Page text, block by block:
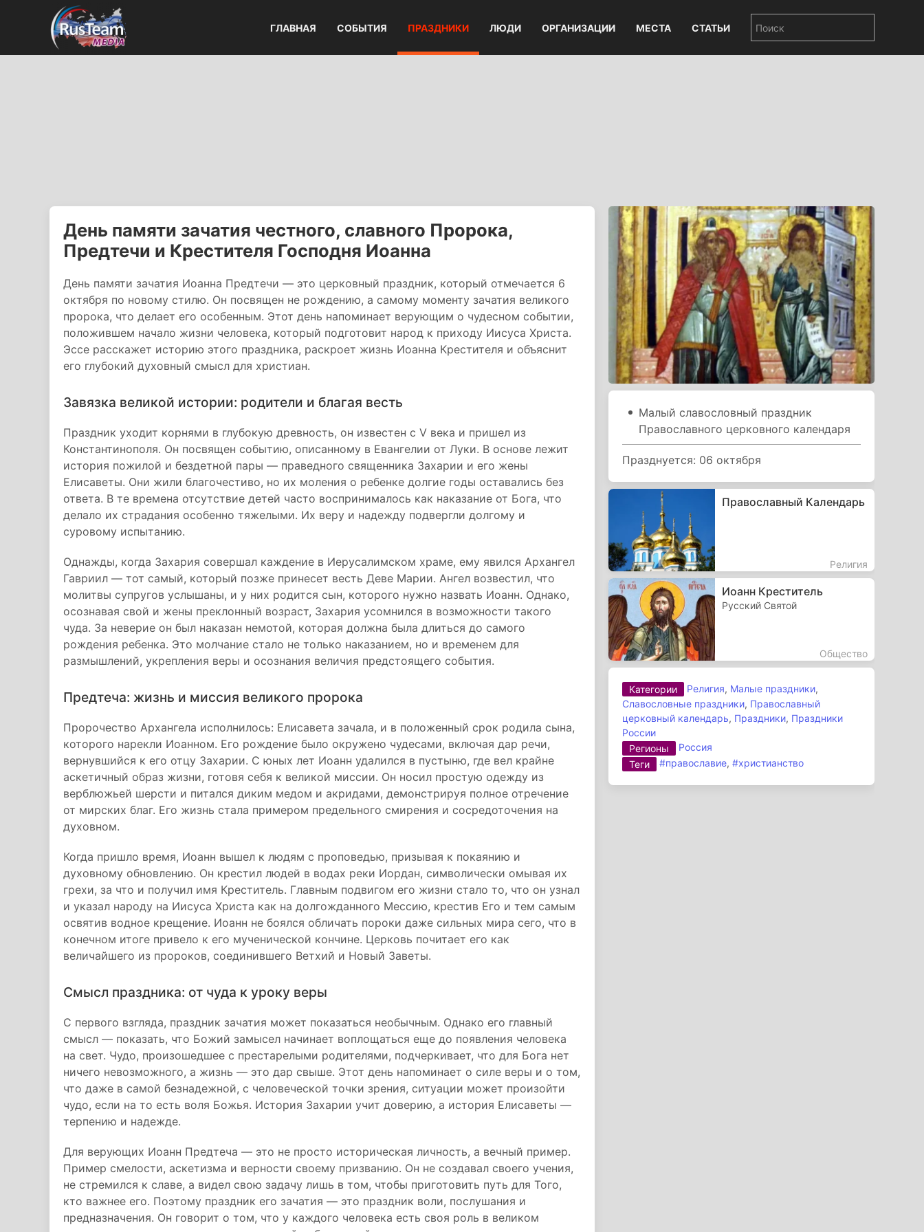
ГЛАВНАЯ СОБЫТИЯ ПРАЗДНИКИ ЛЮДИ ОРГАНИЗАЦИИ МЕСТА СТАТЬИ
День памяти зачатия честного, славного Пророка,
Предтечи и Крестителя Господня Иоанна
День памяти зачатия Иоанна Предтечи — это церковный праздник, который отмечается 6
октября по новому стилю. Он посвящен не рождению, а самому моменту зачатия великого
пророка, что делает его особенным. Этот день напоминает верующим о чудесном событии,
положившем начало жизни человека, который подготовит народ к приходу Иисуса Христа.
Эссе расскажет историю этого праздника, раскроет жизнь Иоанна Крестителя и объяснит
его глубокий духовный смысл для христиан.
Завязка великой истории: родители и благая весть
Праздник уходит корнями в глубокую древность, он известен с V века и пришел из
Константинополя. Он посвящен событию, описанному в Евангелии от Луки. В основе лежит
история пожилой и бездетной пары — праведного священника Захарии и его жены
Елисаветы. Они жили благочестиво, но их моления о ребенке долгие годы оставались без
ответа. В те времена отсутствие детей часто воспринималось как наказание от Бога, что
делало их страдания особенно тяжелыми. Их веру и надежду подвергли долгому и
суровому испытанию.
Однажды, когда Захария совершал каждение в Иерусалимском храме, ему явился Архангел
Гавриил — тот самый, который позже принесет весть Деве Марии. Ангел возвестил, что
молитвы супругов услышаны, и у них родится сын, которого нужно назвать Иоанн. Однако,
осознавая свой и жены преклонный возраст, Захария усомнился в возможности такого
чуда. За неверие он был наказан немотой, которая должна была длиться до самого
рождения ребенка. Это молчание стало не только наказанием, но и временем для
размышлений, укрепления веры и осознания величия предстоящего события.
Предтеча: жизнь и миссия великого пророка
Пророчество Архангела исполнилось: Елисавета зачала, и в положенный срок родила сына,
которого нарекли Иоанном. Его рождение было окружено чудесами, включая дар речи,
вернувшийся к его отцу Захарии. С юных лет Иоанн удалился в пустыню, где вел крайне
аскетичный образ жизни, готовя себя к великой миссии. Он носил простую одежду из
верблюжьей шерсти и питался диким медом и акридами, демонстрируя полное отречение
от мирских благ. Его жизнь стала примером предельного смирения и сосредоточения на
духовном.
Когда пришло время, Иоанн вышел к людям с проповедью, призывая к покаянию и
духовному обновлению. Он крестил людей в водах реки Иордан, символически омывая их
грехи, за что и получил имя Креститель. Главным подвигом его жизни стало то, что он узнал
и указал народу на Иисуса Христа как на долгожданного Мессию, крестив Его и тем самым
освятив водное крещение. Иоанн не боялся обличать пороки даже сильных мира сего, что в
конечном итоге привело к его мученической кончине. Церковь почитает его как
величайшего из пророков, соединившего Ветхий и Новый Заветы.
Смысл праздника: от чуда к уроку веры
С первого взгляда, праздник зачатия может показаться необычным. Однако его главный
смысл — показать, что Божий замысел начинает воплощаться еще до появления человека
на свет. Чудо, произошедшее с престарелыми родителями, подчеркивает, что для Бога нет
ничего невозможного, а жизнь — это дар свыше. Этот день напоминает о силе веры и о том,
что даже в самой безнадежной, с человеческой точки зрения, ситуации может произойти
чудо, если на то есть воля Божья. История Захарии учит доверию, а история Елисаветы —
терпению и надежде.
Для верующих Иоанн Предтеча — это не просто историческая личность, а вечный пример.
Пример смелости, аскетизма и верности своему призванию. Он не создавал своего учения,
не стремился к славе, а видел свою задачу лишь в том, чтобы приготовить путь для Того,
кто важнее его. Поэтому праздник его зачатия — это праздник воли, послушания и
предназначения. Он говорит о том, что у каждого человека есть своя роль в великом
Малый славословный праздник
Православного церковного календаря
Празднуется: 06 октября
Православный Календарь
Религия
Иоанн Креститель
Русский Святой
Общество
Категории Религия, Малые праздники,
Славословные праздники, Православный
церковный календарь, Праздники, Праздники
России
Регионы
Россия
Теги
#православие,#христианство